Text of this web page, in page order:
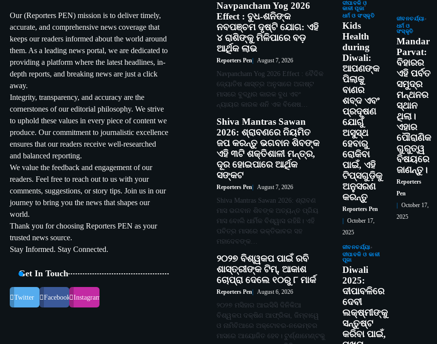
Our (Reporters PEN) mission is to deliver timely,
accurate, and comprehensive news coverage that
keeps our readers informed about the world around
them. As a leading news portal, we are dedicated to
providing a platform where the latest headlines, in-
depth reports, and breaking news are just a click
away.
Integrity, transparency, and accuracy are the
cornerstones of our editorial philosophy. We strive
to uphold these values in every piece of content we
produce. Our commitment to journalistic excellence
ensures that our readers receive well-researched
and balanced reporting.
We value the feedback and engagement of our
readers. Feel free to reach out to us with your
comments, suggestions, or story tips. Join us in our
journey to bring you the news that shapes our
world.
Thank you for choosing Reporters PEN as your
trusted news source.
Stay Informed. Stay Connected.
Get In Touch
Twitter Facebook Instagram
Navpancham Yog 2026
Effect : ବୁଧ-ଶନିଙ୍କ
ନବପଞ୍ଚମ ଦୃଷ୍ଟି ଯୋଗ: ଏହି
୪ ରାଶିଙ୍କୁ ମିଳିପାରେ ବଡ଼
ଆର୍ଥିକ ଲାଭ
Reporters Pen August 7, 2026
Navpancham Yog 2026 Effect : ବୈଦିକ
ଜ୍ୟୋତିଷ ଶାସ୍ତ୍ର ଅନୁସାରେ ଅଗଷ୍ଟ
ମାସରେ ବୁଦ୍ଧିର କାରକ ବୁଧ ଏବଂ
ନ୍ୟାୟର କାରକ ଶନି ଏକ ବିଶେଷ…
Shiva Mantras Sawan
2026: ଶ୍ରାବଣରେ ନିୟମିତ
ଜପ କରନ୍ତୁ ଭଗବାନ ଶିବଙ୍କ
ଏହି ୩ଟି ଶକ୍ତିଶାଳୀ ମନ୍ତ୍ର,
ଦୂର ହୋଇପାରେ ଆର୍ଥିକ
ସଙ୍କଟ
Reporters Pen August 7, 2026
Shiva Mantras Sawan 2026: ଶ୍ରାବଣ
ମାସ ଭଗବାନ ଶିବଙ୍କ ଅତ୍ୟନ୍ତ ପ୍ରିୟ
ମାସ ବୋଲି ଧାର୍ମିକ ବିଶ୍ୱାସ ରହିଛି। ଏହି
ପବିତ୍ର ମାସରେ ଭକ୍ତିଭାବର ସହ
ମହାଦେବଙ୍କ…
୨୦୨୭ ବିଶ୍ୱକପ ପାଇଁ ରବି
ଶାସ୍ତ୍ରୀଙ୍କ ଟିମ୍, ଆକାଶ
ଚୋପ୍ରା ଦେଲେ ୧୦ରୁ ୮ ମାର୍କ
Reporters Pen August 6, 2026
୨୦୨୭ ମସିହାର ଆଇସିସି ଦିନିକିଆ
ବିଶ୍ୱକପ ଦକ୍ଷିଣ ଆଫ୍ରିକା, ଜିମ୍ବାୱେ
ଓ ନାମିବିଆରେ ଅକ୍ଟୋବର-ନଭେମ୍ବର
ମାସରେ ଆୟୋଜିତ ହେବ। ଟୁର୍ଣ୍ଣାମେଣ୍ଟକୁ
ଦୀପାବଳି ଓ
କାଳୀ ପୂଜା
ଧର୍ମ ଓ ସଂସ୍କୃତି
Kids
Health
during
Diwali:
ଆପଣଙ୍କ
ପିଲାକୁ
ବାଣର
ଶବ୍ଦ ଏବଂ
ପ୍ରଦୂଷଣ
ଯୋଗୁଁ
ଅସୁସ୍ଥ
ହେବାରୁ
ରୋକିବା
ପାଇଁ, ଏହି
ଟିପ୍ସଗୁଡ଼ିକୁ
ଅନୁସରଣ
କରନ୍ତୁ
Reporters Pen
October 17,
2025
ଜୀବନଚର୍ଯ୍ୟା
ଧର୍ମ ଓ
ସଂସ୍କୃତି
Mandar
Parvat:
ବିହାରର
ଏହି ପର୍ବତ
ସମୁଦ୍ର
ମନ୍ଥନର
ସ୍ଥାନ
ଥିଲା।
ଏହାର
ପୌରାଣିକ
ଗୁରୁତ୍ୱ
ବିଷୟରେ
ଜାଣନ୍ତୁ।
Reporters
Pen
October 17,
2025
ଜୀବନଚର୍ଯ୍ୟା
ଦୀପାବଳି ଓ କାଳୀ
ପୂଜା
Diwali
2025:
ଦୀପାବଳିରେ
ଦେବୀ
ଲକ୍ଷ୍ମୀଙ୍କୁ
ସନ୍ତୁଷ୍ଟ
କରିବା ପାଇଁ,